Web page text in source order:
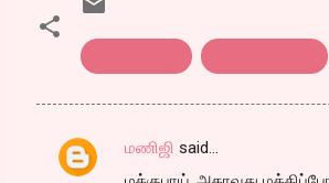
C
மணிஜி said…